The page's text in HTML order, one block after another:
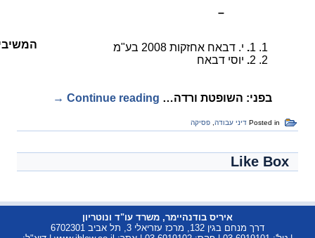
–
1
. י. דבאח אחזקות 2008 בע"מ
2
. יוסי דבאח
בפני: השופטת ורדה… Continue reading
→
Posted in דיני עבודה ,פסיקה
Like Box
איריס בודנהיימר, משרד עו"ד ונוטריון
דרך מנחם בגין 132, מרכז עזריאלי 3, תל אביב 6702301